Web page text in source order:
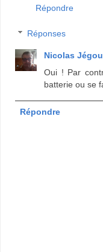
Répondre
Réponses
Nicolas Jégou
Oui ! Par
batterie ou se
Répondre